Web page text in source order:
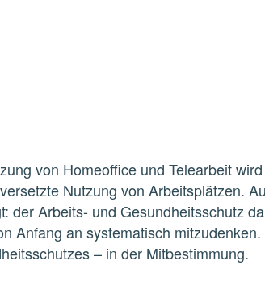
von Homeoffice und Telearbeit
Nutzung von Arbeitsplätzen.
der Arbeits- und Gesundheitsschutz
Anfang an systematisch mitzudenken.
– in der Mitbestimmung.